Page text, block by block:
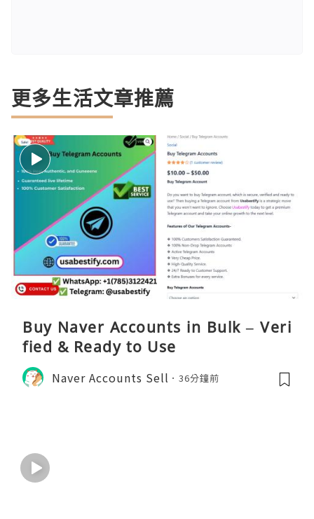
更多生活文章推薦
Buy Naver Accounts in Bulk – Veri
fied & Ready to Use
Naver Accounts Sell 36分鐘前